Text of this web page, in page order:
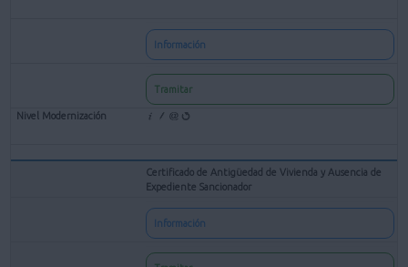
Información
Tramitar
Certificado de Antigüedad de Vivienda y Ausencia de
Expediente Sancionador
Información